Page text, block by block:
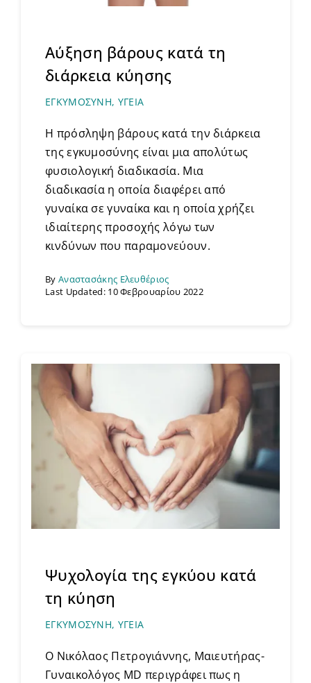
Αύξηση βάρους κατά τη
διάρκεια κύησης
ΕΓΚΥΜΟΣΥΝΗ, ΥΓΕΙΑ
Η πρόσληψη βάρους κατά την διάρκεια
της εγκυμοσύνης είναι μια απολύτως
φυσιολογική διαδικασία. Μια
διαδικασία η οποία διαφέρει από
γυναίκα σε γυναίκα και η οποία χρήζει
ιδιαίτερης προσοχής λόγω των
κινδύνων που παραμονεύουν.
By Αναστασάκης Ελευθέριος
Last Updated: 10 Φεβρουαρίου 2022
Ψυχολογία της εγκύου κατά
τη κύηση
ΕΓΚΥΜΟΣΥΝΗ, ΥΓΕΙΑ
Ο Νικόλαος Πετρογιάννης, Μαιευτήρας-
Γυναικολόγος MD περιγράφει πως η